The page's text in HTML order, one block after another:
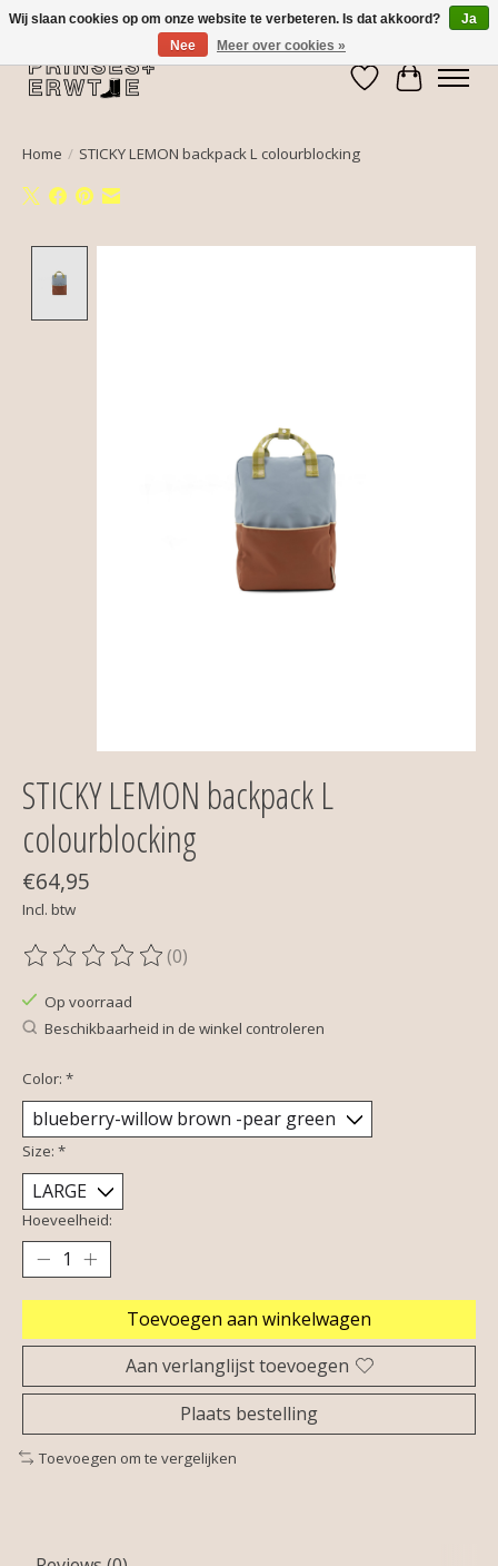
Verlanglijst
Home / STICKY LEMON backpack L colourblocking
STICKY LEMON backpack L
colourblocking
€64,95
Incl. btw
De beoordeling van dit product is
(0)
Op voorraad
Beschikbaarheid in de winkel controleren
Color: *
Size: *
Hoeveelheid:
Toevoegen aan winkelwagen
Aan verlanglijst toevoegen
Plaats bestelling
Toevoegen om te vergelijken
Wij slaan cookies op om onze website te verbeteren. Is dat akkoord?
Ja
Nee
Meer over cookies »